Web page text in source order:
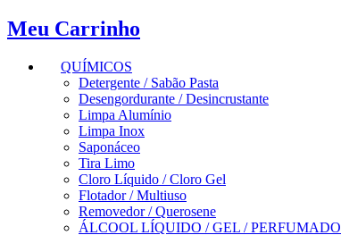
Meu Carrinho
QUÍMICOS
Detergente / Sabão Pasta
Desengordurante / Desincrustante
Limpa Alumínio
Limpa Inox
Saponáceo
Tira Limo
Cloro Líquido / Cloro Gel
Flotador / Multiuso
Removedor / Querosene
ÁLCOOL LÍQUIDO / GEL / PERFUMADO